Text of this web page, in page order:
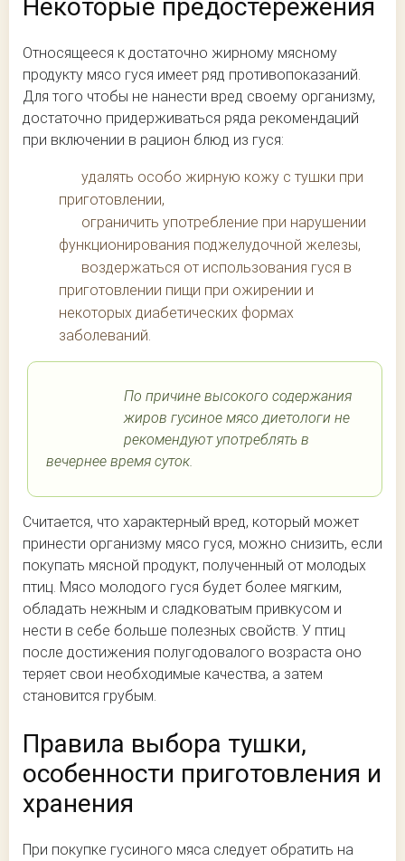
Некоторые предостережения
Относящееся к достаточно жирному мясному
продукту мясо гуся имеет ряд противопоказаний.
Для того чтобы не нанести вред своему организму,
достаточно придерживаться ряда рекомендаций
при включении в рацион блюд из гуся:
удалять особо жирную кожу с тушки при
приготовлении,
ограничить употребление при нарушении
функционирования поджелудочной железы,
воздержаться от использования гуся в
приготовлении пищи при ожирении и
некоторых диабетических формах
заболеваний.
По причине высокого содержания
жиров гусиное мясо диетологи не
рекомендуют употреблять в
вечернее время суток.
Считается, что характерный вред, который может
принести организму мясо гуся, можно снизить, если
покупать мясной продукт, полученный от молодых
птиц. Мясо молодого гуся будет более мягким,
обладать нежным и сладковатым привкусом и
нести в себе больше полезных свойств. У птиц
после достижения полугодовалого возраста оно
теряет свои необходимые качества, а затем
становится грубым.
Правила выбора тушки,
особенности приготовления и
хранения
При покупке гусиного мяса следует обратить на